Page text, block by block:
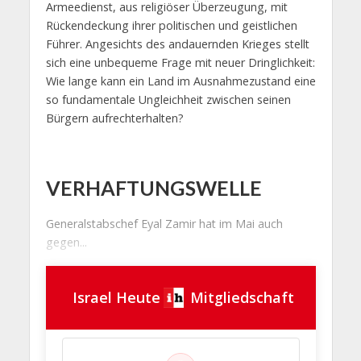
Armeedienst, aus religiöser Überzeugung, mit
Rückendeckung ihrer politischen und geistlichen
Führer. Angesichts des andauernden Krieges stellt
sich eine unbequeme Frage mit neuer Dringlichkeit:
Wie lange kann ein Land im Ausnahmezustand eine
so fundamentale Ungleichheit zwischen seinen
Bürgern aufrechterhalten?
VERHAFTUNGSWELLE
Generalstabschef Eyal Zamir hat im Mai auch
gegen...
Israel Heute Mitgliedschaft